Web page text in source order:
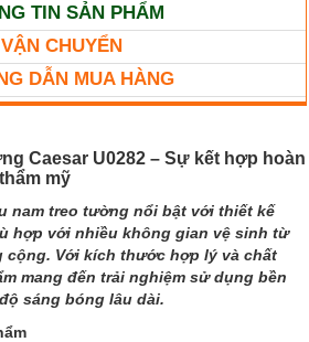
TIN SẢN PHẨM
VẬN CHUYỂN
DẪN MUA HÀNG
Caesar U0282 – Sự kết hợp hoàn
mỹ
nam treo tường nổi bật với thiết kế
hợp với nhiều không gian vệ sinh từ
cộng. Với kích thước hợp lý và chất
mang đến trải nghiệm sử dụng bền
sáng bóng lâu dài.